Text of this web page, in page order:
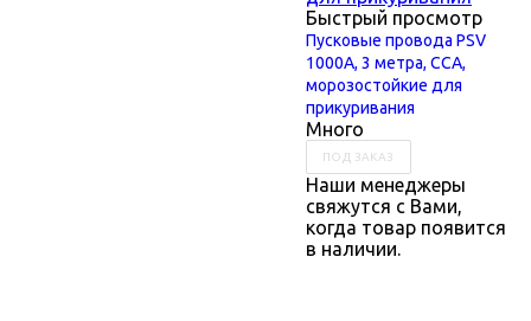
Быстрый просмотр
Пусковые провода PSV
1000А, 3 метра, ССА,
морозостойкие для
прикуривания
Много
ПОД ЗАКАЗ
Наши менеджеры
свяжутся с Вами,
когда товар появится
в наличии.